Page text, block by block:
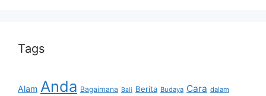
Tags
Alam Anda Bagaimana Bali Berita Budaya Cara dalam